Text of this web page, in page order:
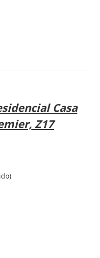
Casa
Z17